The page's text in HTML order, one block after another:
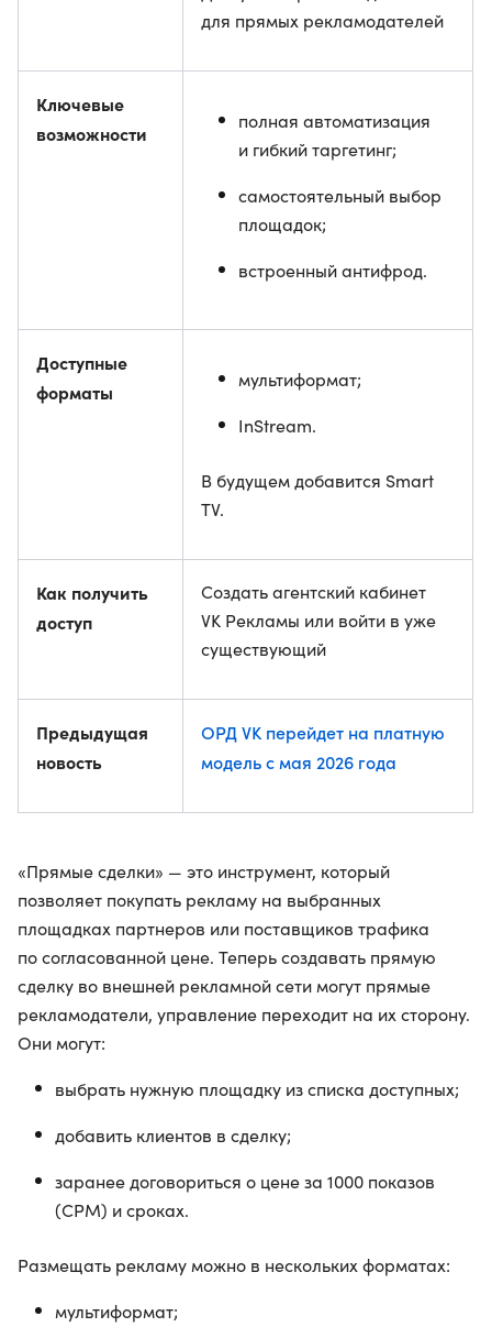
для прямых рекламодателей
Ключевые
возможности
полная автоматизация
и гибкий таргетинг;
самостоятельный выбор
площадок;
встроенный антифрод.
Доступные
форматы
мультиформат;
InStream.
В будущем добавится Smart
TV.
Как получить
доступ
Создать агентский кабинет
VK Рекламы или войти в уже
существующий
Предыдущая
новость
ОРД VK перейдет на платную
модель с мая 2026 года
«Прямые сделки» — это инструмент, который
позволяет покупать рекламу на выбранных
площадках партнеров или поставщиков трафика
по согласованной цене. Теперь создавать прямую
сделку во внешней рекламной сети могут прямые
рекламодатели, управление переходит на их сторону.
Они могут:
выбрать нужную площадку из списка доступных;
добавить клиентов в сделку;
заранее договориться о цене за 1000 показов
(CPM) и сроках.
Размещать рекламу можно в нескольких форматах:
мультиформат;